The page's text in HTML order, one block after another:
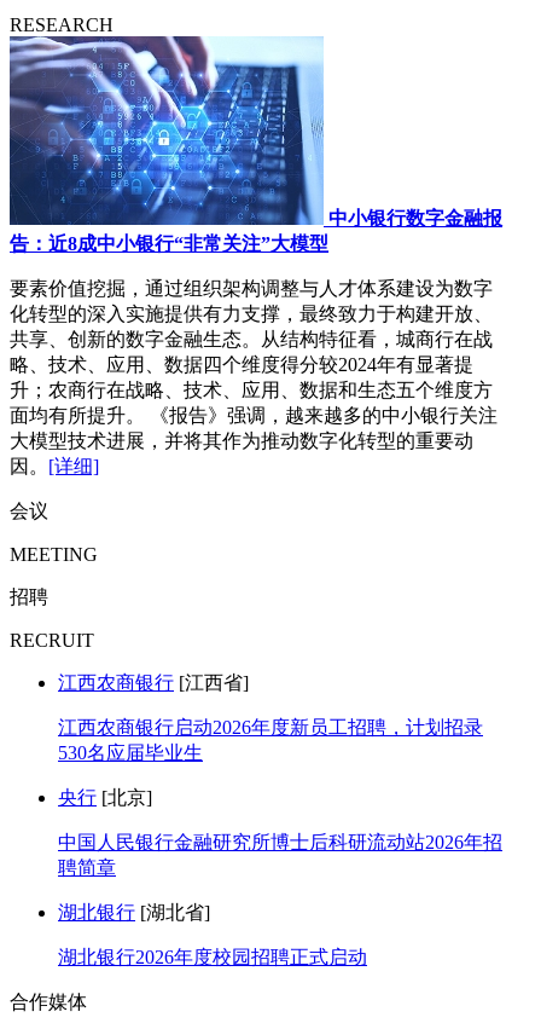
RESEARCH
中小银行数字金融报
告：近8成中小银行“非常关注”大模型
要素价值挖掘，通过组织架构调整与人才体系建设为数字
化转型的深入实施提供有力支撑，最终致力于构建开放、
共享、创新的数字金融生态。从结构特征看，城商行在战
略、技术、应用、数据四个维度得分较2024年有显著提
升；农商行在战略、技术、应用、数据和生态五个维度方
面均有所提升。 《报告》强调，越来越多的中小银行关注
大模型技术进展，并将其作为推动数字化转型的重要动
因。 [详细]
会议
MEETING
招聘
RECRUIT
江西农商银行 [江西省]
江西农商银行启动2026年度新员工招聘，计划招录
530名应届毕业生
央行 [北京]
中国人民银行金融研究所博士后科研流动站2026年招
聘简章
湖北银行 [湖北省]
湖北银行2026年度校园招聘正式启动
合作媒体